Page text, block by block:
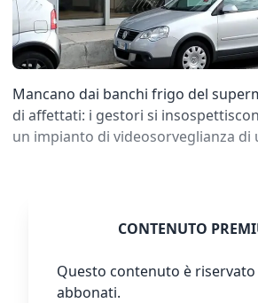
Mancano dai banchi frigo del
di affettati: i gestori si
un impianto di videosorveglianza di
CONTENUTO
Questo contenuto è riservato
abbonati.